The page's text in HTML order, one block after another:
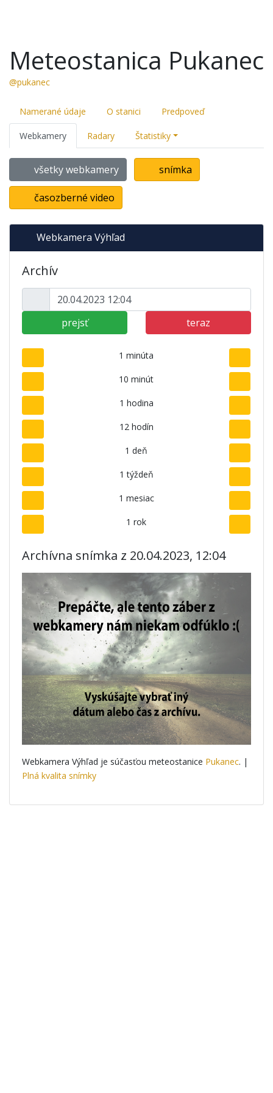
Meteostanica Pukanec
@pukanec
Namerané údaje O stanici Predpoveď
Webkamery Radary Štatistiky
všetky webkamery snímka
časozberné video
Webkamera Výhľad
Archív
prejsť teraz
1 minúta
10 minút
1 hodina
12 hodín
1 deň
1 týždeň
1 mesiac
1 rok
Archívna snímka z 20.04.2023, 12:04
Webkamera Výhľad je súčasťou meteostanice Pukanec. |
Plná kvalita snímky